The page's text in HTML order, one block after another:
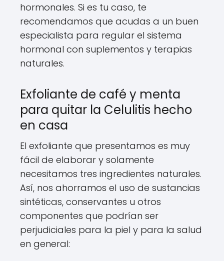
hormonales. Si es tu caso, te
recomendamos que acudas a un buen
especialista para regular el sistema
hormonal con suplementos y terapias
naturales.
Exfoliante de café y menta
para quitar la Celulitis hecho
en casa
El exfoliante que presentamos es muy
fácil de elaborar y solamente
necesitamos tres ingredientes naturales.
Así, nos ahorramos el uso de sustancias
sintéticas, conservantes u otros
componentes que podrían ser
perjudiciales para la piel y para la salud
en general: